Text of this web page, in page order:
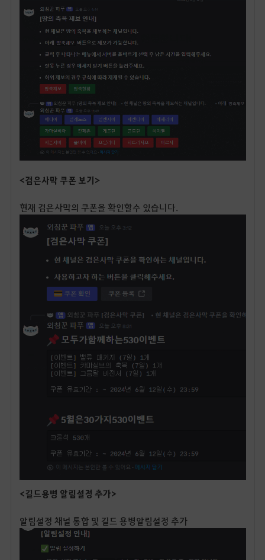
<검은사막 쿠폰 보기>
현재 검은사막의 쿠폰을 확인할수 있습니다.
<길드용병 알림설정 추가>
알림설정 채널 통합 및 길드 용병알림설정 추가